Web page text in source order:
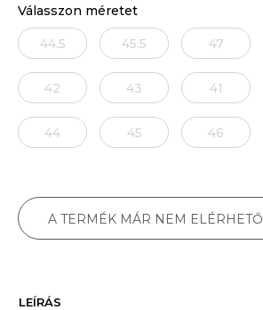
Válasszon méretet
44.5 45.5 47
42 43 41
44 45 46
A TERMÉK MÁR NEM ELÉRHETŐ
LEÍRÁS